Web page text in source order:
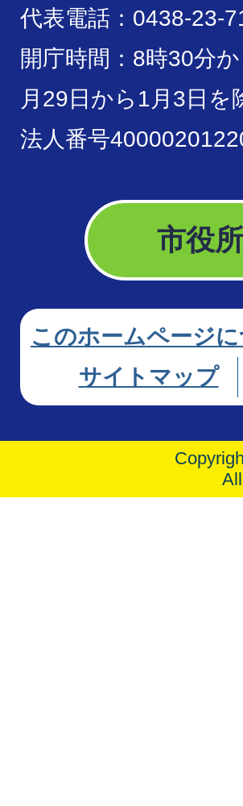
代表電話：0438-23-
開庁時間：8時30分
月29日から1月3日を
法人番号
市役
このホームページ
サイトマップ